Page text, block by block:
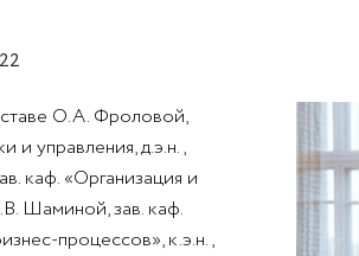
О.А. Фроловой,
и управления, д.э.н.,
каф. «Организация и
Шаминой, зав. каф.
процессов», к.э.н.,